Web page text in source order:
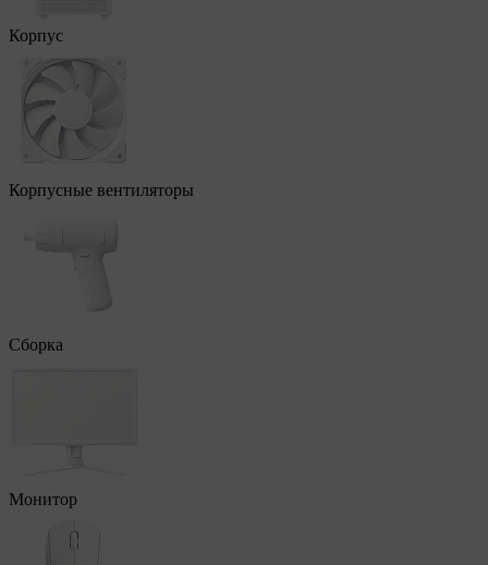
Корпус
Корпусные вентиляторы
Сборка
Монитор